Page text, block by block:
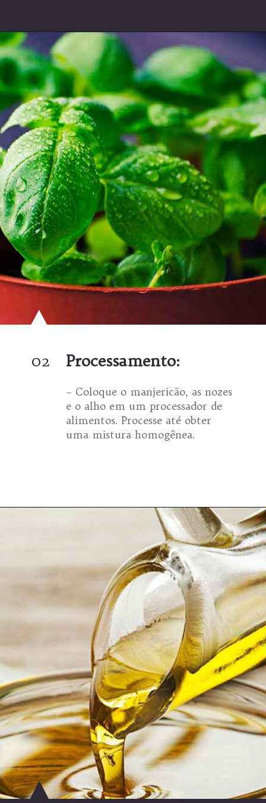
Opening
Processamento:
02
– Coloque o manjericão, as nozes
e o alho em um processador de
alimentos. Processe até obter
uma mistura homogênea.
https://espaconatelie.com.br/receita-de-molho-pesto-tradicional/